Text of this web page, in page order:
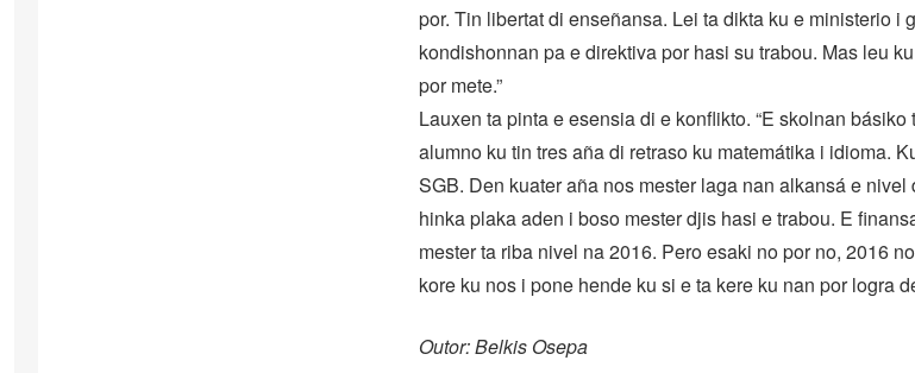
por. Tin libertat di enseñansa. Lei ta dikta ku e ministerio i
kondishonnan pa e direktiva por hasi su trabou. Mas leu
por mete.”
Lauxen ta pinta e esensia di e konflikto. “E skolnan
alumno ku tin tres aña di retraso ku matemátika i idioma.
SGB. Den kuater aña nos mester laga nan alkansá e
hinka plaka aden i boso mester djis hasi e trabou. E
mester ta riba nivel na 2016. Pero esaki no por no, 2016
kore ku nos i pone hende ku si e ta kere ku nan por logra
Outor: Belkis Osepa